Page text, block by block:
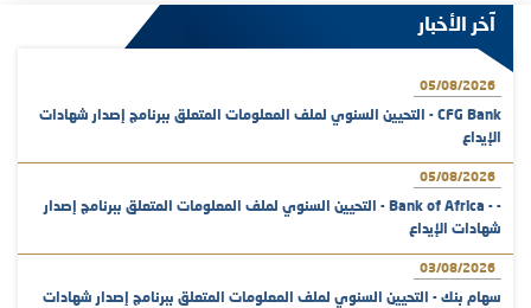
آخر الأخبار
05/08/2026
CFG Bank - التحيين السنوي لملف المعلومات المتعلق ببرنامج إصدار شهادات
الإيداع
05/08/2026
- - Bank of Africa - التحيين السنوي لملف المعلومات المتعلق ببرنامج إصدار
شهادات الإيداع
03/08/2026
سهام بنك - التحيين السنوي لملف المعلومات المتعلق ببرنامج إصدار شهادات